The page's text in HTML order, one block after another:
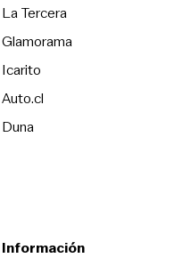
La TerceraOpens in new
Glamorama
Icarito
Auto.cl
DunaOpens in new window
Información